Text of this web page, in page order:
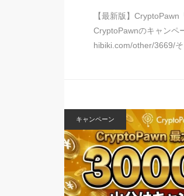
【最新版】
CryptoPawnのキャンペ
hibiki.com/other/3669/
キャンペーン